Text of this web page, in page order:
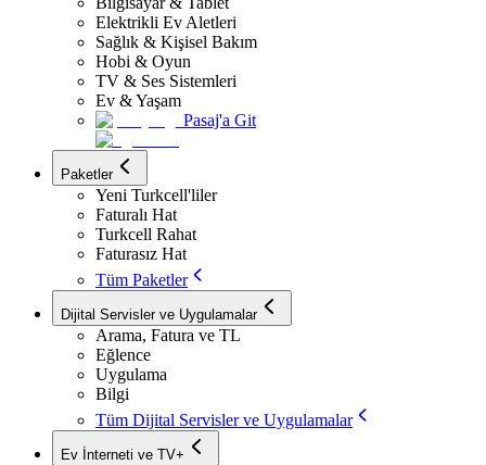
Elektrikli Ev Aletleri
Sağlık & Kişisel Bakım
Hobi & Oyun
TV & Ses Sistemleri
Ev & Yaşam
Pasaj'a Git
Paketler
Yeni Turkcell'liler
Faturalı Hat
Turkcell Rahat
Faturasız Hat
Tüm Paketler
Dijital Servisler ve Uygulamalar
Arama, Fatura ve TL
Eğlence
Uygulama
Bilgi
Tüm Dijital Servisler ve Uygulamalar
Ev İnterneti ve TV+